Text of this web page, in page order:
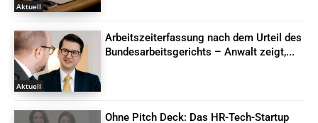
Aktuell
Aktuell
Arbeitszeiterfassung nach dem Urteil des
Bundesarbeitsgerichts – Anwalt zeigt,...
Ohne Pitch Deck: Das HR-Tech-Startup